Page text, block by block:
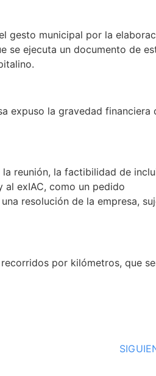
gesto municipal por la
se ejecuta un documento de
expuso la gravedad financiera
reunión, la factibilidad de
al exIAC, como un pedido
resolución de la empresa,
por kilómetros, que